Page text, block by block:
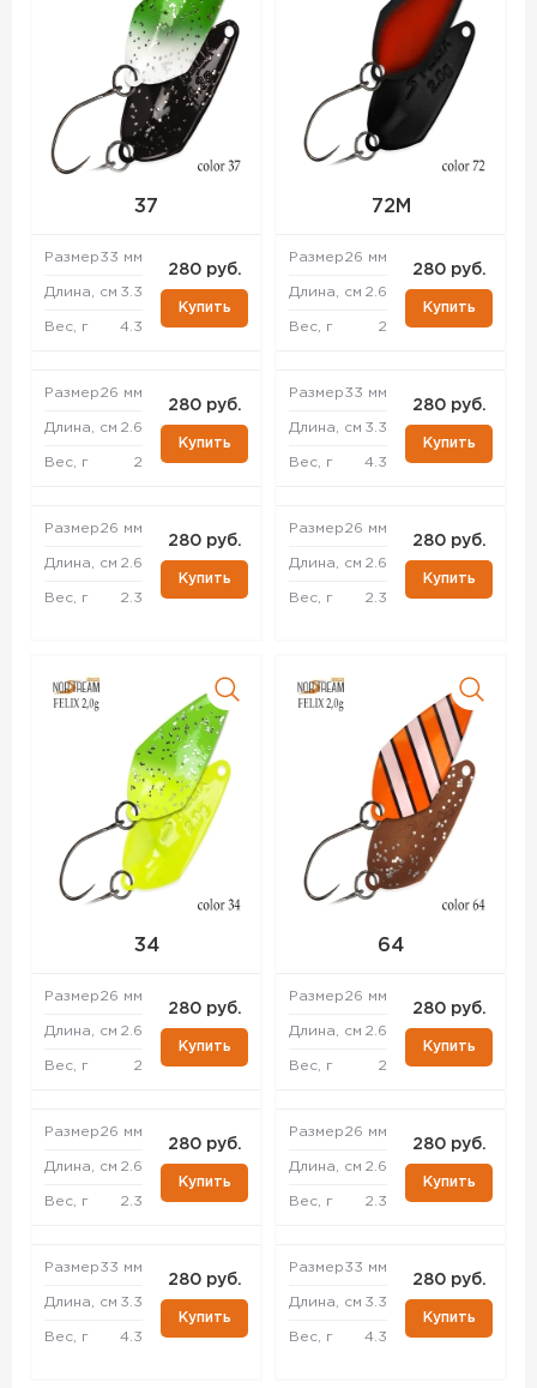
37
Размер33 мм
Длина, см 3.3
Вес, г 4.3
280 руб.
Купить
Размер26 мм
Длина, см 2.6
Вес, г 2
280 руб.
Купить
Размер26 мм
Длина, см 2.6
Вес, г 2.3
280 руб.
Купить
72M
Размер26 мм
Длина, см 2.6
Вес, г 2
280 руб.
Купить
Размер33 мм
Длина, см 3.3
Вес, г 4.3
280 руб.
Купить
Размер26 мм
Длина, см 2.6
Вес, г 2.3
280 руб.
Купить
34
Размер26 мм
Длина, см 2.6
Вес, г 2
280 руб.
Купить
Размер26 мм
Длина, см 2.6
Вес, г 2.3
280 руб.
Купить
Размер33 мм
Длина, см 3.3
Вес, г 4.3
280 руб.
Купить
64
Размер26 мм
Длина, см 2.6
Вес, г 2
280 руб.
Купить
Размер26 мм
Длина, см 2.6
Вес, г 2.3
280 руб.
Купить
Размер33 мм
Длина, см 3.3
Вес, г 4.3
280 руб.
Купить